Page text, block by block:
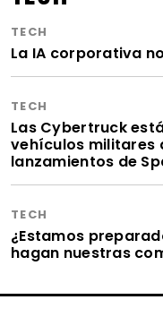
TECH
La IA corporativa
TECH
Las Cybertruck
vehículos militares
lanzamientos de
TECH
¿Estamos
hagan nuestras